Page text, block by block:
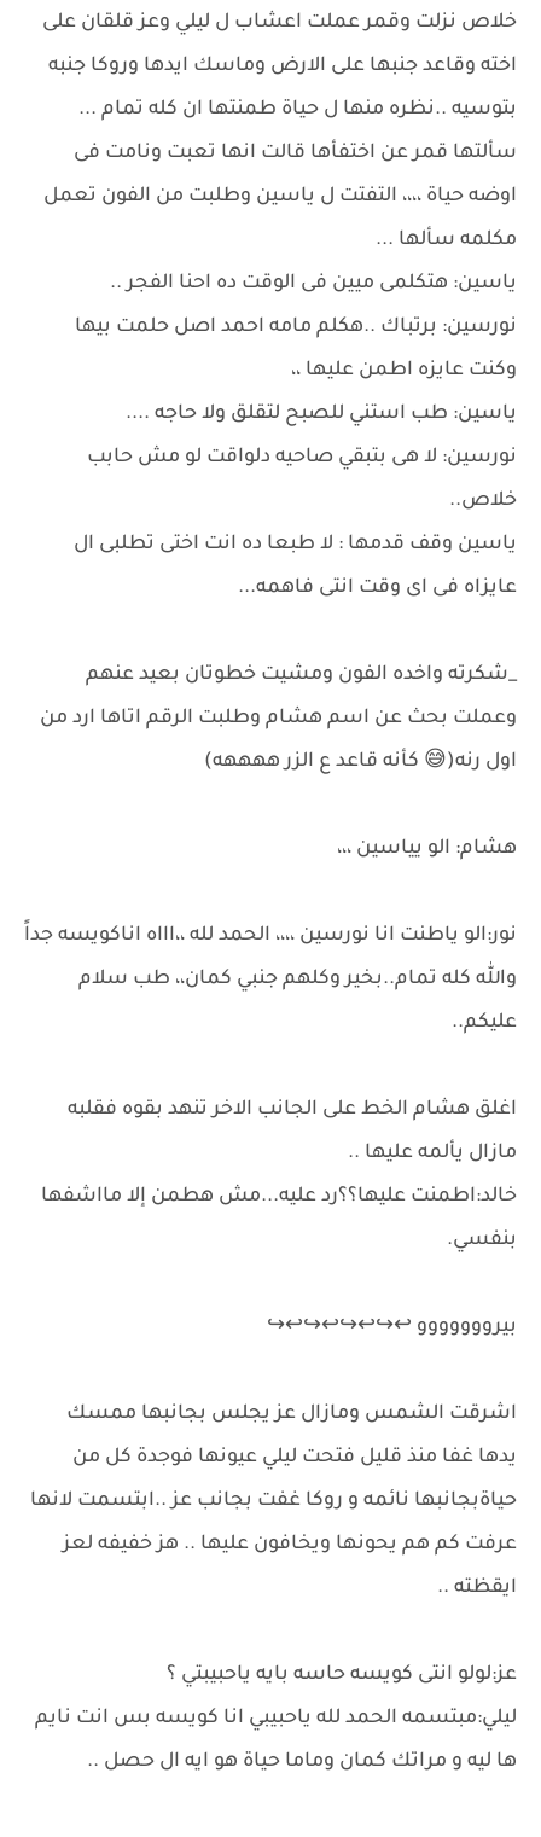
خلاص نزلت وقمر عملت اعشاب ل ليلي وعز قلقان على
اخته وقاعد جنبها على الارض وماسك ايدها وروكا جنبه
بتوسيه ..نظره منها ل حياة طمنتها ان كله تمام ...
سألتها قمر عن اختفأها قالت انها تعبت ونامت فى
اوضه حياة ،،،، التفتت ل ياسين وطلبت من الفون تعمل
مكلمه سألها ...
ياسين: هتكلمى ميين فى الوقت ده احنا الفجر ..
نورسين: برتباك ..هكلم مامه احمد اصل حلمت بيها
وكنت عايزه اطمن عليها ،،
ياسين: طب استني للصبح لتقلق ولا حاجه ....
نورسين: لا هى بتبقي صاحيه دلواقت لو مش حابب
خلاص..
ياسين وقف قدمها : لا طبعا ده انت اختى تطلبى ال
عايزاه فى اى وقت انتى فاهمه...
_شكرته واخده الفون ومشيت خطوتان بعيد عنهم
وعملت بحث عن اسم هشام وطلبت الرقم اتاها ارد من
اول رنه(😅 كأنه قاعد ع الزر ههههه)
هشام: الو يياسين ،،،
نور:الو ياطنت انا نورسين ،،،، الحمد لله ،،اااه اناكويسه جداً
والله كله تمام..بخير وكلهم جنبي كمان،، طب سلام
عليكم..
اغلق هشام الخط على الجانب الاخر تنهد بقوه فقلبه
مازال يألمه عليها ..
خالد:اطمنت عليها؟؟رد عليه...مش هطمن إلا مااشفها
بنفسي.
بيرووووووو ↩↪↩↪↩↪↩↪
اشرقت الشمس ومازال عز يجلس بجانبها ممسك
يدها غفا منذ قليل فتحت ليلي عيونها فوجدة كل من
حياةبجانبها نائمه و روكا غفت بجانب عز ..ابتسمت لانها
عرفت كم هم يحونها ويخافون عليها .. هز خفيفه لعز
ايقظته ..
عز:لولو انتى كويسه حاسه بايه ياحبيبتي ؟
ليلي:مبتسمه الحمد لله ياحبيبي انا كويسه بس انت نايم
ها ليه و مراتك كمان وماما حياة هو ايه ال حصل ..